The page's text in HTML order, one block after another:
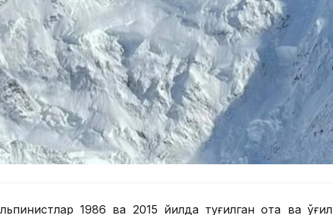
1986 ва 2015 йилда туғилган ота ва ўғил